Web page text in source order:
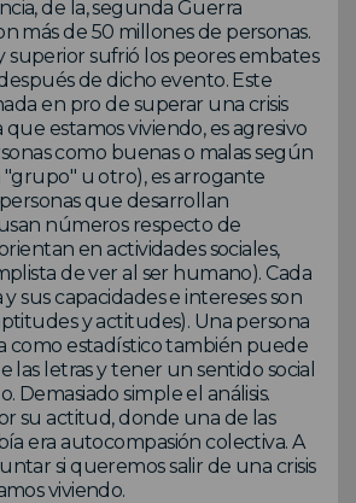
de la, segunda Guerra
más de 50 millones de personas.
sufrió los peores embates
de dicho evento. Este
en pro de superar una crisis
estamos viviendo, es agresivo
como buenas o malas según
u otro), es arrogante
que desarrollan
números respecto de
en actividades sociales,
de ver al ser humano). Cada
sus capacidades e intereses son
y actitudes). Una persona
como estadístico también puede
las letras y tener un sentido social
Demasiado simple el análisis.
su actitud, donde una de las
era autocompasión colectiva. A
si queremos salir de una crisis
viviendo.